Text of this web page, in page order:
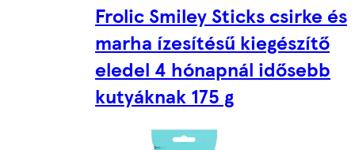
Frolic Smiley Sticks csirke és
marha ízesítésű kiegészítő
eledel 4 hónapnál idősebb
kutyáknak 175 g